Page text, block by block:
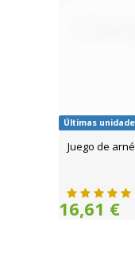
Últimas
Juego de
16,61 €